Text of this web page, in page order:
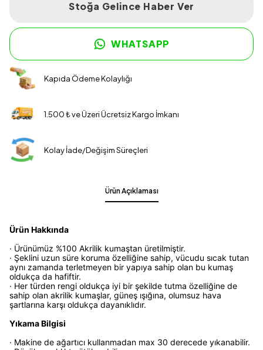
Stoğa Gelince Haber Ver
WHATSAPP
Kapıda Ödeme Kolaylığı
1.500 ₺ ve Üzeri Ücretsiz Kargo İmkanı
Kolay İade/Değişim Süreçleri
Ürün Açıklaması
Ürün Hakkında
· Ürünümüz %100 Akrilik kumaştan üretilmiştir.
· Şeklini uzun süre koruma özelliğine sahip, vücudu sıcak tutan
aynı zamanda terletmeyen bir yapıya sahip olan bu kumaş
oldukça da hafiftir.
· Her türden rengi oldukça iyi bir şekilde tutma özelliğine de
sahip olan akrilik kumaşlar, güneş ışığına, olumsuz hava
şartlarına karşı oldukça dayanıklıdır.
Yıkama Bilgisi
· Makine de ağartıcı kullanmadan max 30 derecede yıkanabilir.